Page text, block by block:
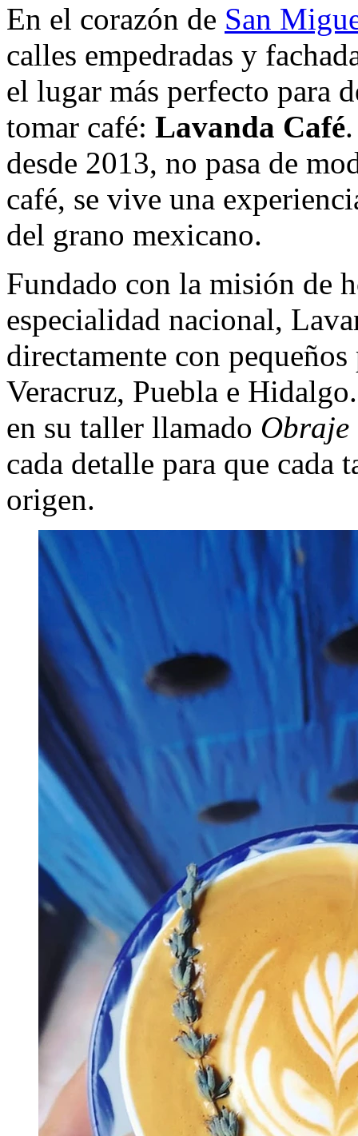
En el corazón de San
calles empedradas y
el lugar más perfecto para
tomar café: Lavanda Café
desde 2013, no pasa de
café, se vive una
del grano mexicano.
Fundado con la misión de
especialidad nacional,
directamente con
Veracruz, Puebla e
en su taller llamado Obraje
cada detalle para que cada
origen.